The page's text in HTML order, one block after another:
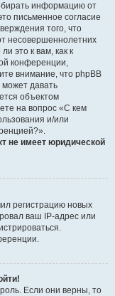
информацию от
письменное согласие
того, что
несовершеннолетних
это к вам, как к
конференции,
внимание, что phpBB
давать
объектом
на вопрос «С кем
и/или
не имеет юридической
регистрацию новых
ваш IP-адрес или
Если они верны, то